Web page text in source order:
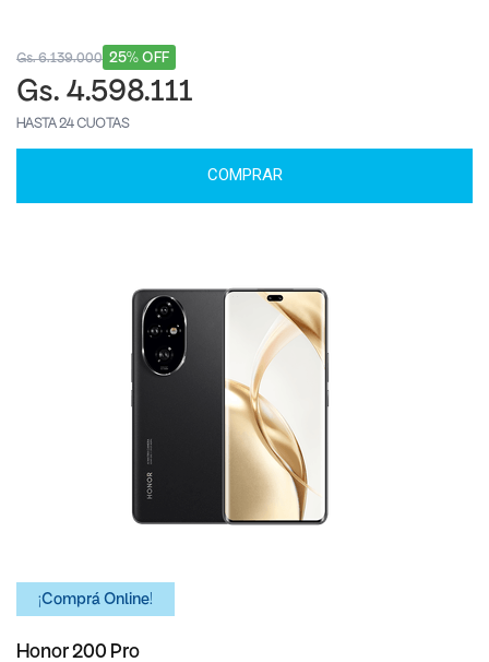
25% OFF
Gs. 6.139.000
Gs. 4.598.111
HASTA 24 CUOTAS
COMPRAR
¡Comprá Online!
Honor 200 Pro